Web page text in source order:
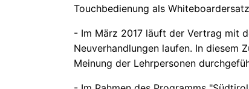
Touchbedienung als
- Im März 2017 läuft der Vertrag mit
Neuverhandlungen laufen. In diesem
Meinung der Lehrpersonen